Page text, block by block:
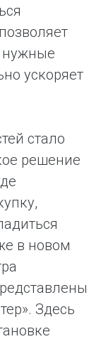
нужные
ускоряет
стало
решение
в новом
Здесь